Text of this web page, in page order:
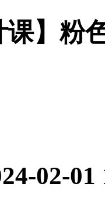
课】粉
02-01